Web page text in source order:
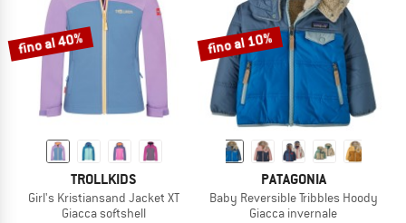
fino al 40%
TROLLKIDS
Girl's Kristiansand Jacket XT
Giacca softshell
fino al 10%
PATAGONIA
Baby Reversible Tribbles Hoody
Giacca invernale